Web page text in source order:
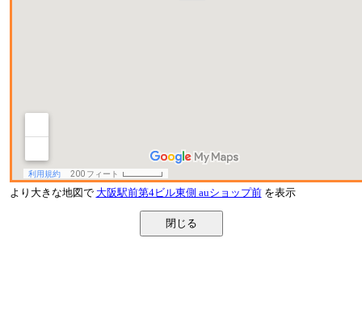
より大きな地図で 大阪駅前第4ビル東側 auショップ前を表示
閉じる